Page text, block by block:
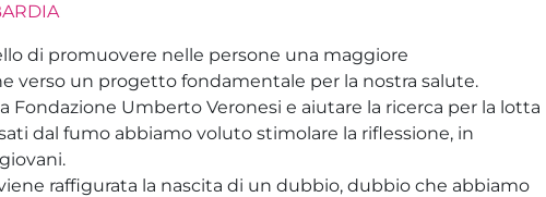
di promuovere nelle persone una maggiore
verso un progetto fondamentale per la nostra salute.
Fondazione Umberto Veronesi e aiutare la ricerca per la lotta
dal fumo abbiamo voluto stimolare la riflessione, in
raffigurata la nascita di un dubbio, dubbio che abbiamo